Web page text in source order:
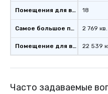
Помещения для встреч
Самое большое помещение
Помещение для встречи
18
2 769
22 539
Часто задаваемые